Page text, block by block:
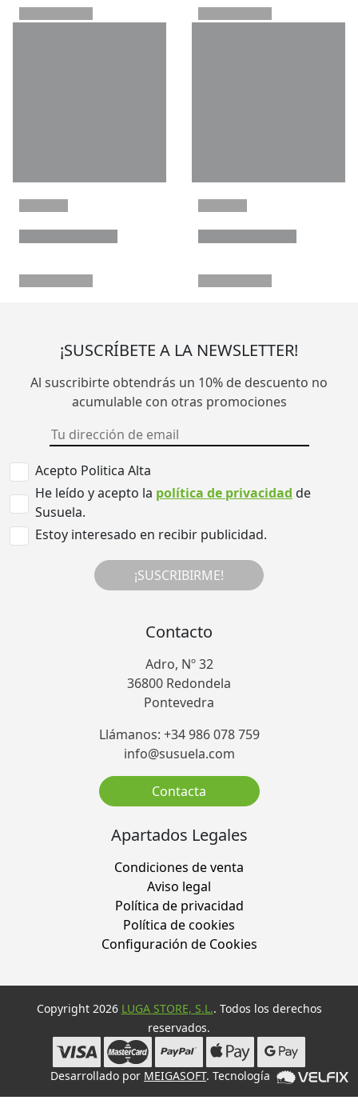
¡SUSCRÍBETE A LA NEWSLETTER!
Al suscribirte obtendrás un 10% de descuento no
acumulable con otras promociones
Acepto Politica Alta
He leído y acepto la política de privacidad de
Susuela.
Estoy interesado en recibir publicidad.
¡SUSCRIBIRME!
Contacto
Adro, Nº 32
36800 Redondela
Pontevedra
Llámanos: +34 986 078 759
info@susuela.com
Contacta
Apartados Legales
Condiciones de venta
Aviso legal
Política de privacidad
Política de cookies
Configuración de Cookies
Copyright 2026 LUGA STORE, S.L.. Todos los derechos
reservados.
Desarrollado por MEIGASOFT. Tecnología